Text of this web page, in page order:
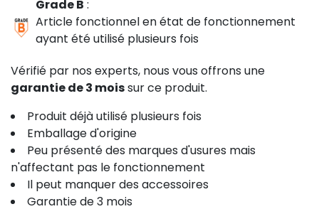
Grade B :
Article fonctionnel en état de fonctionnement
ayant été utilisé plusieurs fois
Vérifié par nos experts, nous vous offrons une
garantie de 3 moissur ce produit.
Produit déjà utilisé plusieurs fois
Emballage d'origine
Peu présenté des marques d'usures mais
n'affectant pas le fonctionnement
Il peut manquer des accessoires
Garantie de 3 mois